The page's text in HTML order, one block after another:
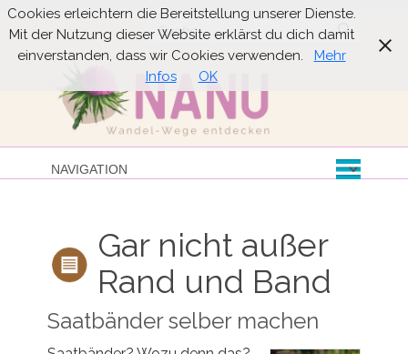
Suche
Gar nicht außer
Rand und Band
Saatbänder selber machen
Cookies erleichtern die Bereitstellung unserer Dienste.
Mit der Nutzung dieser Website erklärst du dich damit
einverstanden, dass wir Cookies verwenden.
Mehr
Infos
OK